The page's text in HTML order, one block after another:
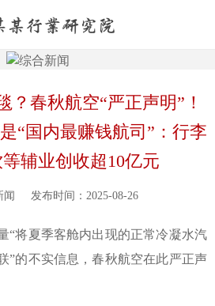
？春秋航空“严正声明”！
“国内最赚钱航司”：行李
辅业创收超10亿元
闻 发布时间：2025-08-26
夏季客舱内出现的正常冷凝水汽
”的不实信息，春秋航空在此严正声